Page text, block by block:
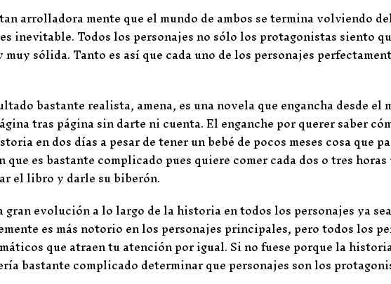
arrolladora mente que el mundo de ambos se termina volviendo
inevitable. Todos los personajes no sólo los protagonistas siento
sólida. Tanto es así que cada uno de los personajes
bastante realista, amena, es una novela que engancha desde el
tras página sin darte ni cuenta. El enganche por querer saber
en dos días a pesar de tener un bebé de pocos meses cosa que
que es bastante complicado pues quiere comer cada dos o tres
el libro y darle su biberón.
gran evolución a lo largo de la historia en todos los personajes ya
es más notorio en los personajes principales, pero todos los
que atraen tu atención por igual. Si no fuese porque la
bastante complicado determinar que personajes son los